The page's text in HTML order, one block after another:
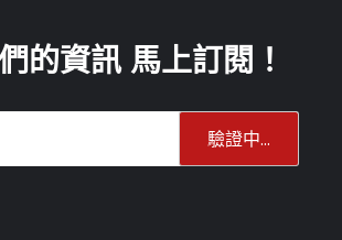
2026-08-10
的資訊 馬上訂閱！